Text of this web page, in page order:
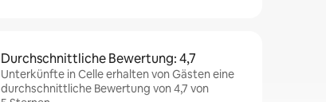
Durchschnittliche Bewertung: 4,7
Unterkünfte in Celle erhalten von Gästen eine
durchschnittliche Bewertung von 4,7 von